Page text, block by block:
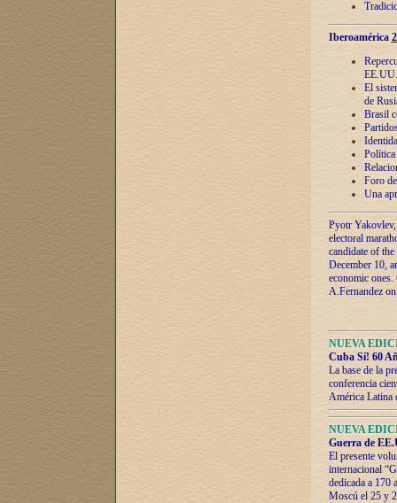
Iberoamérica
EE.UU.
El
de
Brasil
Política
Foro
Una
Pyotr
electoral
candidate of
December 10,
economic
A.Fernandez
NUEVA
Cuba Sí! 60
La base de la
conferencia
América Latina
NUEVA
Guerra de
El presente
internacional
dedicada a 170
Moscú el 25 y